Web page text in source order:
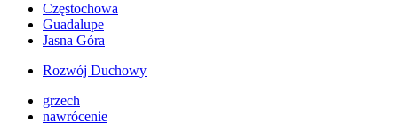
Częstochowa
Guadalupe
Jasna Góra
Rozwój Duchowy
grzech
nawrócenie